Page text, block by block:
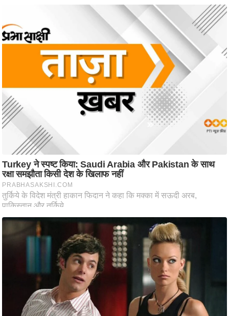
रि
ले
श
प
रा
ज
वि
श्ले
ष
ण
स